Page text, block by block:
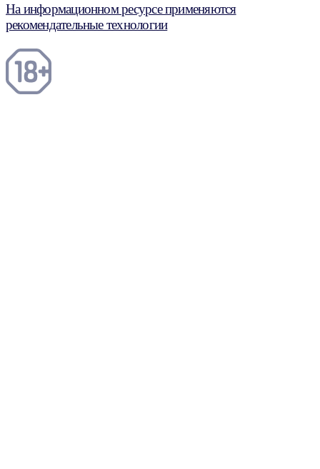
На информационном ресурсе применяются
рекомендательные технологии